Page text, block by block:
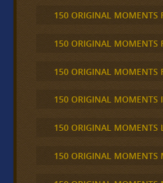
150 ORIGINAL MOMENTS
150 ORIGINAL MOMENTS
150 ORIGINAL MOMENTS
150 ORIGINAL MOMENTS
150 ORIGINAL MOMENTS
150 ORIGINAL MOMENTS